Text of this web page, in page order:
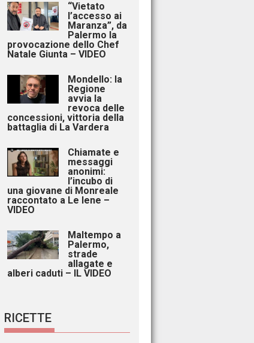
“Vietato
l’accesso ai
Maranza”, da
Palermo la
provocazione dello Chef
Natale Giunta – VIDEO
Mondello: la
Regione
avvia la
revoca delle
concessioni, vittoria della
battaglia di La Vardera
Chiamate e
messaggi
anonimi:
l’incubo di
una giovane di Monreale
raccontato a Le Iene –
VIDEO
Maltempo a
Palermo,
strade
allagate e
alberi caduti – IL VIDEO
RICETTE